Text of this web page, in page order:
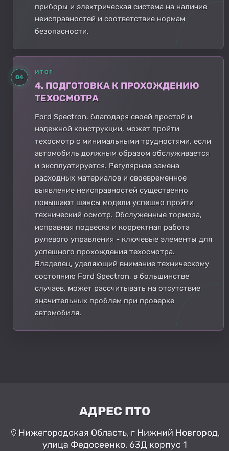
приборы и электрическая система на наличие
неисправностей и соответствие нормам
безопасности.
04
ИТОГ
4. ПОДГОТОВКА К ПРОХОЖДЕНИЮ
ТЕХОСМОТРА
Ford Spectron, благодаря своей простой и
надежной конструкции, может пройти
техосмотр с минимальными трудностями, если
автомобиль должным образом обслуживается
и эксплуатируется. Регулярная замена
расходных материалов и своевременное
выявление неисправностей существенно
повышают шансы модели успешно пройти
технический осмотр. Обслуженные тормоза,
исправная подвеска и корректная работа
рулевого управления - ключевые элементы для
успешного прохождения техосмотра.
Владелец, уделяющий внимание техническому
состоянию Ford Spectron, в большинстве
случаев, может рассчитывать на отсутствие
значительных проблем при проверке
автомобиля.
АДРЕС ПТО
Нижегородская Область, г Нижний Новгород,
улица Федосеенко, 63Д корпус 1